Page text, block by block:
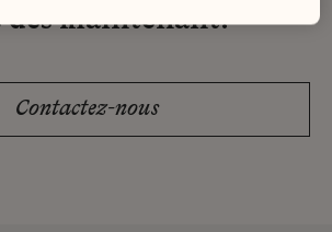
dès maintenant.
Contactez-nous